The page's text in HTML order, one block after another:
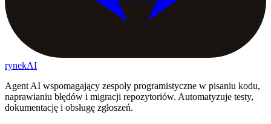
rynekAI
Agent AI wspomagający zespoły programistyczne w pisaniu kodu,
naprawianiu błędów i migracji repozytoriów. Automatyzuje testy,
dokumentację i obsługę zgłoszeń.